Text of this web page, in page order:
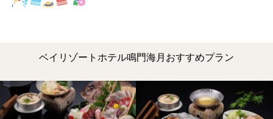
ベイリゾートホテル鳴門海月おすすめプラン